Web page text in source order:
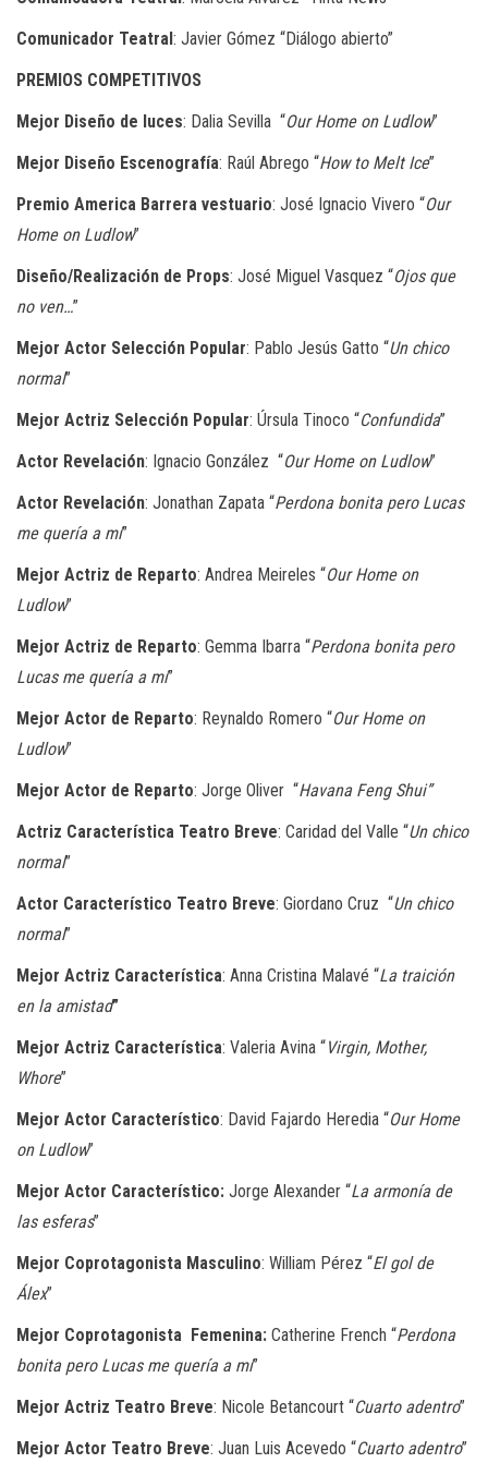
Comunicador Teatral: Javier Gómez “Diálogo abierto”
PREMIOS COMPETITIVOS
Mejor Diseño de luces: Dalia Sevilla “Our Home on Ludlow”
Mejor Diseño Escenografía: Raúl Abrego “How to Melt Ice”
Premio America Barrera vestuario: José Ignacio Vivero “Our
Home on Ludlow”
Diseño/Realización de Props: José Miguel Vasquez “Ojos que
no ven…”
Mejor Actor Selección Popular: Pablo Jesús Gatto “Un chico
normal”
Mejor Actriz Selección Popular: Úrsula Tinoco “Confundida”
Actor Revelación: Ignacio González “Our Home on Ludlow”
Actor Revelación: Jonathan Zapata “Perdona bonita pero Lucas
me quería a mí”
Mejor Actriz de Reparto: Andrea Meireles “Our Home on
Ludlow”
Mejor Actriz de Reparto: Gemma Ibarra “Perdona bonita pero
Lucas me quería a mí”
Mejor Actor de Reparto: Reynaldo Romero “Our Home on
Ludlow”
Mejor Actor de Reparto: Jorge Oliver “Havana Feng Shui”
Actriz Característica Teatro Breve: Caridad del Valle “Un chico
normal”
Actor Característico Teatro Breve: Giordano Cruz “Un chico
normal”
Mejor Actriz Característica: Anna Cristina Malavé “La traición
en la amistad”
Mejor Actriz Característica: Valeria Avina “Virgin, Mother,
Whore”
Mejor Actor Característico: David Fajardo Heredia “Our Home
on Ludlow”
Mejor Actor Característico: Jorge Alexander “La armonía de
las esferas”
Mejor Coprotagonista Masculino: William Pérez “El gol de
Álex”
Mejor Coprotagonista Femenina: Catherine French “Perdona
bonita pero Lucas me quería a mí”
Mejor Actriz Teatro Breve: Nicole Betancourt “Cuarto adentro”
Mejor Actor Teatro Breve: Juan Luis Acevedo “Cuarto adentro”